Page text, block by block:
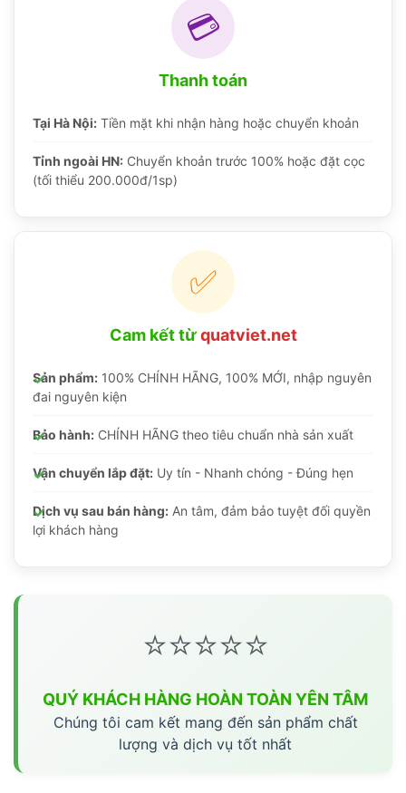
💳
Thanh toán
Tại Hà Nội: Tiền mặt khi nhận hàng hoặc chuyển khoản
Tỉnh ngoài HN: Chuyển khoản trước 100% hoặc đặt cọc
(tối thiểu 200.000đ/1sp)
✅
Cam kết từquatviet.net
Sản phẩm: 100% CHÍNH HÃNG, 100% MỚI, nhập nguyên
đai nguyên kiện
Bảo hành: CHÍNH HÃNG theo tiêu chuẩn nhà sản xuất
Vận chuyển lắp đặt: Uy tín - Nhanh chóng - Đúng hẹn
Dịch vụ sau bán hàng: An tâm, đảm bảo tuyệt đối quyền
lợi khách hàng
⭐⭐⭐⭐⭐
QUÝ KHÁCH HÀNG HOÀN TOÀN YÊN TÂM
Chúng tôi cam kết mang đến sản phẩm chất
lượng và dịch vụ tốt nhất